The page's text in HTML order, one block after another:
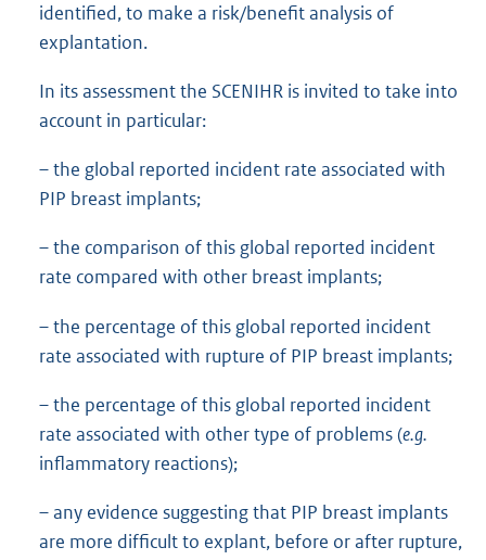
identified, to make a risk/benefit analysis of
explantation.
In its assessment the SCENIHR is invited to take into
account in particular:
– the global reported incident rate associated with
PIP breast implants;
– the comparison of this global reported incident
rate compared with other breast implants;
– the percentage of this global reported incident
rate associated with rupture of PIP breast implants;
– the percentage of this global reported incident
rate associated with other type of problems (e.g.
inflammatory reactions);
– any evidence suggesting that PIP breast implants
are more difficult to explant, before or after rupture,